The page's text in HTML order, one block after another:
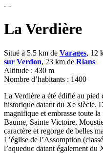
- -
La Verdière
Situé à 5.5 km de Varages, 12
sur Verdon, 23 km de Rians
Altitude : 430 m
Nombre d’habitants : 1400
La Verdière a été édifié au pied
historique datant du Xe siècle.
magnifique et embrasse toute
Baume, Sainte Victoire,
caractère et regorge de belles
L’église de l’Assomption
l’aqueduc datant également du